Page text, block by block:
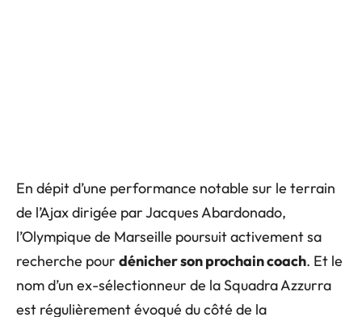
En dépit d’une performance notable sur le terrain
de l’Ajax dirigée par Jacques Abardonado,
l’Olympique de Marseille poursuit activement sa
recherche pour dénicher son prochain coach. Et le
nom d’un ex-sélectionneur de la Squadra Azzurra
est régulièrement évoqué du côté de la